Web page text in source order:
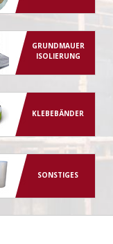
GRUNDMAUER
ISOLIERUNG
KLEBEBÄNDER
SONSTIGES